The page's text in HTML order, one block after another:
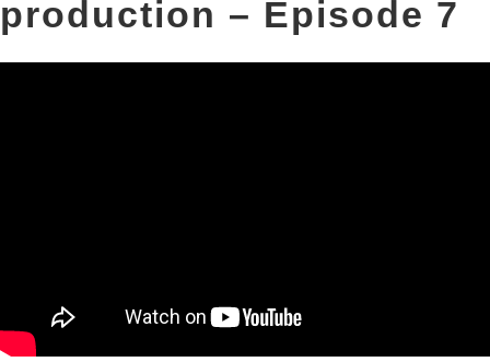
production – Épisode 7